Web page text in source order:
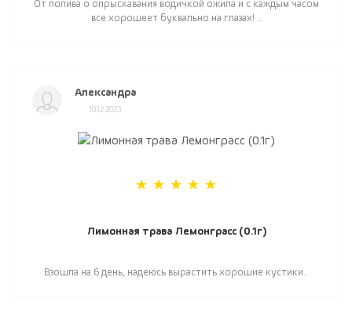
От полива о опрыскавания водичкой ожила и с каждым часом
все хорошеет буквально на глазах! ..
Александра
10.12.2023
Лимонная трава Лемонграсс (0.1г)
Взошла на 6 день, надеюсь вырастить хорошие кустики..